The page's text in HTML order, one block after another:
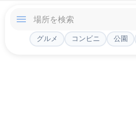
グルメ コンビニ 公園